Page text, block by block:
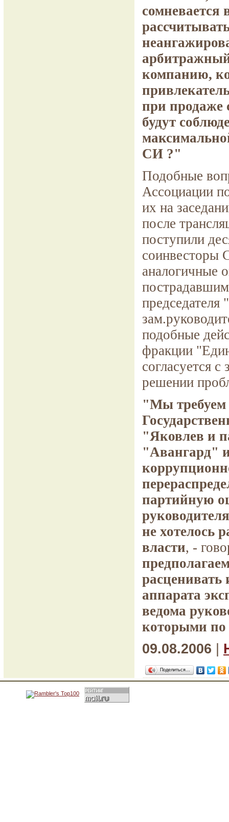
компанию,
при продаже
будут
СИ ?"
Подобные
Ассоциации
их на
после
поступили
соинвесторы
аналогичные
подобные
фракции
согласуется
решении
"Мы требуем
"Яковлев и
"Авангард"
партийную
не хотелось
власти, -
расценивать
аппарата
ведома
которыми по
09.08.2006
Поделиться…